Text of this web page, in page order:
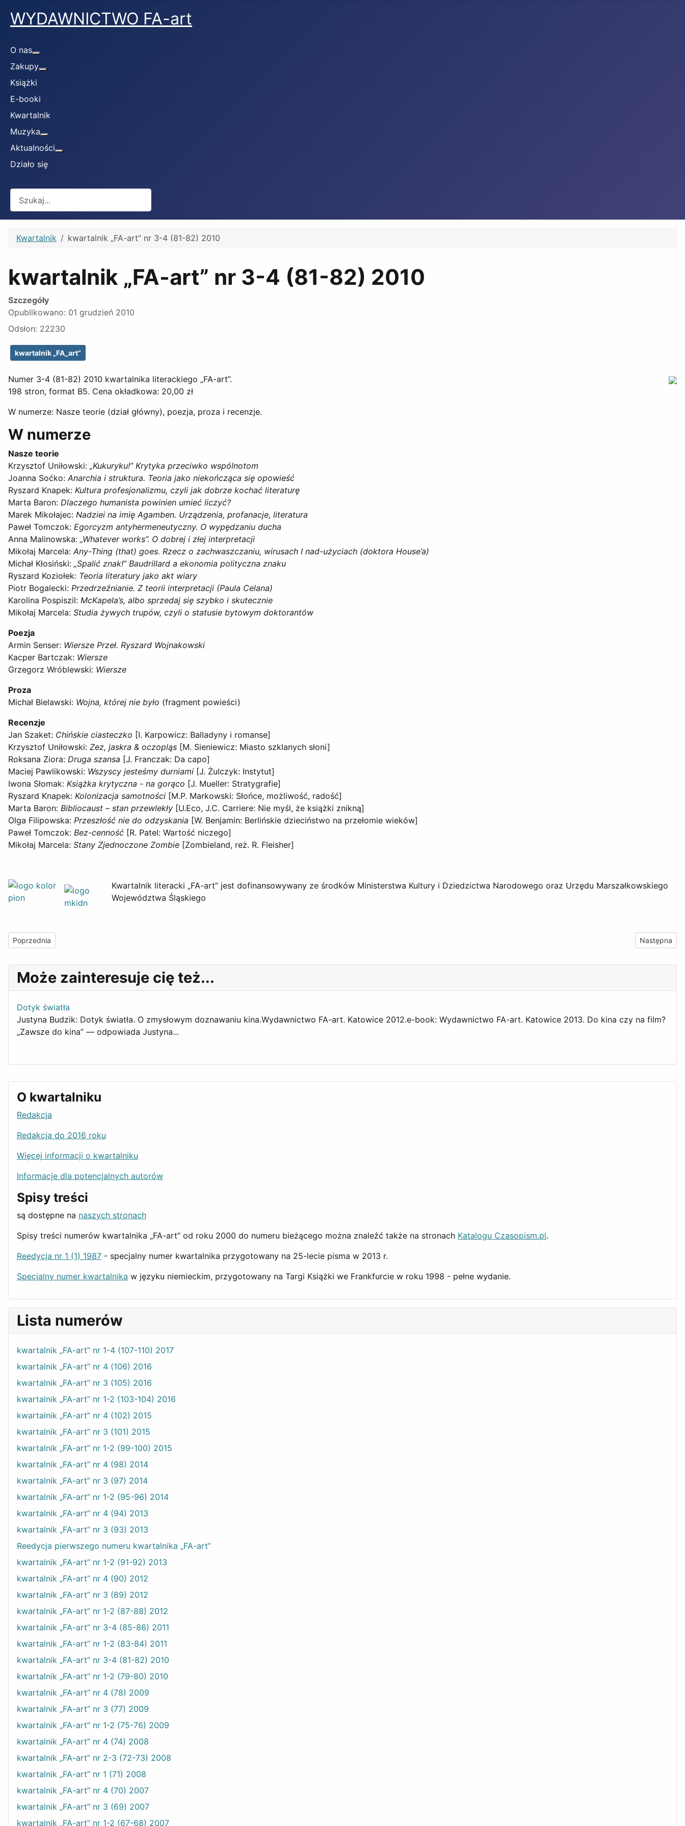
WYDAWNICTWO FA-art
O nas
Zakupy
Książki
E-booki
Kwartalnik
Muzyka
Aktualności
Działo się
O kwartalniku
Redakcja
Redakcja do 2016 roku
Więcej informacji o kwartalniku
Informacje dla potencjalnych autorów
Spisy treści
są dostępne na naszych stronach
Spisy treści numerów kwartalnika „FA-art” od roku 2000 do numeru bieżącego można znaleźć także na stronach Katalogu Czasopism.pl.
Reedycja nr 1 (1) 1987 - specjalny numer kwartalnika przygotowany na 25-lecie pisma w 2013 r.
Specjalny numer kwartalnika w języku niemieckim, przygotowany na Targi Książki we Frankfurcie w roku 1998 - pełne wydanie.
Lista numerów
kwartalnik „FA-art” nr 1-4 (107-110) 2017
kwartalnik „FA-art” nr 4 (106) 2016
kwartalnik „FA-art” nr 3 (105) 2016
kwartalnik „FA-art” nr 1-2 (103-104) 2016
kwartalnik „FA-art” nr 4 (102) 2015
kwartalnik „FA-art” nr 3 (101) 2015
kwartalnik „FA-art” nr 1-2 (99-100) 2015
kwartalnik „FA-art” nr 4 (98) 2014
kwartalnik „FA-art” nr 3 (97) 2014
kwartalnik „FA-art” nr 1-2 (95-96) 2014
kwartalnik „FA-art” nr 4 (94) 2013
kwartalnik „FA-art” nr 3 (93) 2013
Reedycja pierwszego numeru kwartalnika „FA-art”
kwartalnik „FA-art” nr 1-2 (91-92) 2013
kwartalnik „FA-art” nr 4 (90) 2012
kwartalnik „FA-art” nr 3 (89) 2012
kwartalnik „FA-art” nr 1-2 (87-88) 2012
kwartalnik „FA-art” nr 3-4 (85-86) 2011
kwartalnik „FA-art” nr 1-2 (83-84) 2011
kwartalnik „FA-art” nr 3-4 (81-82) 2010
kwartalnik „FA-art” nr 1-2 (79-80) 2010
kwartalnik „FA-art” nr 4 (78) 2009
kwartalnik „FA-art” nr 3 (77) 2009
kwartalnik „FA-art” nr 1-2 (75-76) 2009
kwartalnik „FA-art” nr 4 (74) 2008
kwartalnik „FA-art” nr 2-3 (72-73) 2008
kwartalnik „FA-art” nr 1 (71) 2008
kwartalnik „FA-art” nr 4 (70) 2007
kwartalnik „FA-art” nr 3 (69) 2007
kwartalnik „FA-art” nr 1-2 (67-68) 2007
Kwartalnik kwartalnik „FA-art” nr 3-4 (81-82) 2010
kwartalnik „FA-art” nr 3-4 (81-82) 2010
Szczegóły
Opublikowano: 01 grudzień 2010
Odsłon: 22230
kwartalnik „FA_art”
Numer 3-4 (81-82) 2010 kwartalnika literackiego „FA-art”.
198 stron, format B5. Cena okładkowa: 20,00 zł
W numerze: Nasze teorie (dział główny), poezja, proza i recenzje.
W numerze
Nasze teorie
Krzysztof Uniłowski: „Kukuryku!” Krytyka przeciwko wspólnotom
Joanna Soćko: Anarchia i struktura. Teoria jako niekończąca się opowieść
Ryszard Knapek: Kultura profesjonalizmu, czyli jak dobrze kochać literaturę
Marta Baron: Dlaczego humanista powinien umieć liczyć?
Marek Mikołajec: Nadziei na imię Agamben. Urządzenia, profanacje, literatura
Paweł Tomczok: Egorcyzm antyhermeneutyczny. O wypędzaniu ducha
Anna Malinowska: „Whatever works”. O dobrej i złej interpretacji
Mikołaj Marcela: Any-Thing (that) goes. Rzecz o zachwaszczaniu, wirusach I nad-użyciach (doktora House’a)
Michał Kłosiński: „Spalić znak!” Baudrillard a ekonomia polityczna znaku
Ryszard Koziołek: Teoria literatury jako akt wiary
Piotr Bogalecki: Przedrzeźnianie. Z teorii interpretacji (Paula Celana)
Karolina Pospiszil: McKapela’s, albo sprzedaj się szybko i skutecznie
Mikołaj Marcela: Studia żywych trupów, czyli o statusie bytowym doktorantów
Poezja
Armin Senser: Wiersze Przeł. Ryszard Wojnakowski
Kacper Bartczak: Wiersze
Grzegorz Wróblewski: Wiersze
Proza
Michał Bielawski: Wojna, której nie było (fragment powieści)
Recenzje
Jan Szaket: Chińskie ciasteczko [I. Karpowicz: Balladyny i romanse]
Krzysztof Uniłowski: Zez, jaskra & oczopląs [M. Sieniewicz: Miasto szklanych słoni]
Roksana Ziora: Druga szansa [J. Franczak: Da capo]
Maciej Pawlikowski: Wszyscy jesteśmy durniami [J. Żulczyk: Instytut]
Iwona Słomak: Książka krytyczna - na gorąco [J. Mueller: Stratygrafie]
Ryszard Knapek: Kolonizacja samotności [M.P. Markowski: Słońce, możliwość, radość]
Marta Baron: Bibliocaust – stan przewlekły [U.Eco, J.C. Carriere: Nie myśl, że książki znikną]
Olga Filipowska: Przeszłość nie do odzyskania [W. Benjamin: Berlińskie dzieciństwo na przełomie wieków]
Paweł Tomczok: Bez-cenność [R. Patel: Wartość niczego]
Mikołaj Marcela: Stany Zjednoczone Zombie [Zombieland, reż. R. Fleisher]
Kwartalnik literacki „FA-art” jest dofinansowywany ze środków Ministerstwa Kultury i Dziedzictwa Narodowego oraz Urzędu Marszałkowskiego
Województwa Śląskiego
Poprzednia strona: kwartalnik „FA-art” nr 1-2 (83-84) 2011
Poprzednia Następna
Następna
Może zainteresuje cię też...
Dotyk światła
Justyna Budzik: Dotyk światła. O zmysłowym doznawaniu kina.Wydawnictwo FA-art. Katowice 2012.e-book: Wydawnictwo FA-art. Katowice 2013. Do kina czy na film?
„Zawsze do kina” — odpowiada Justyna...